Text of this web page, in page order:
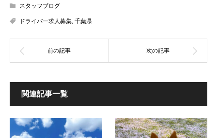
スタッフブログ
ドライバー求人募集, 千葉県
関連記事一覧